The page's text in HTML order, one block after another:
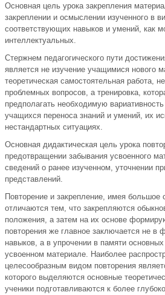
Основная цель урока закрепления
закреплении и осмыслении изученного в
соответствующих навыков и умений, как
интеллектуальных.
Стержнем педагогического пути
является не изучение учащимися нового
теоретическая самостоятельная работа,
проблемных вопросов, а тренировка,
предполагать необходимую
учащихся переноса знаний и умений, их
нестандартных ситуациях.
Основная дидактическая цель урока
предотвращении забывания усвоенного
сведений о ранее изученном, уточнении
представлений.
Повторение и закрепление, имея большое
отличаются тем, что закрепляются
положения, а затем на их основе
повторения же главное заключается не в
навыков, а в упрочении в памяти
усвоенном материале. Наиболее
целесообразным видом повторения
которого выделяются основные
ученики подготавливаются к более